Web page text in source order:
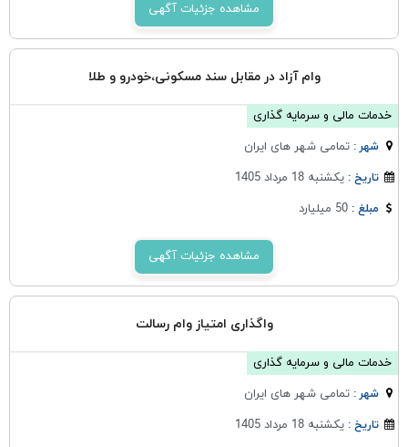
مشاهده جزئیات آگهی
وام آزاد در مقابل سند مسکونی،خودرو و طلا
خدمات مالی و سرمایه گذاری
شهر :تمامی شهر های ایران
تاریخ :یکشنبه 18 مرداد 1405
مبلغ :50 میلیارد
مشاهده جزئیات آگهی
واگذاری امتیاز وام رسالت
خدمات مالی و سرمایه گذاری
شهر :تمامی شهر های ایران
تاریخ :یکشنبه 18 مرداد 1405